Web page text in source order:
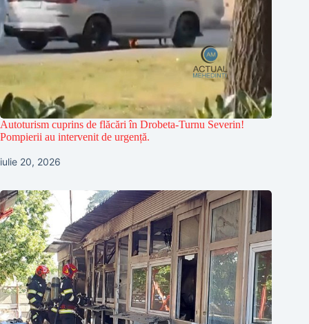
Autoturism cuprins de flăcări în Drobeta-Turnu Severin!
Pompierii au intervenit de urgență.
iulie 20, 2026